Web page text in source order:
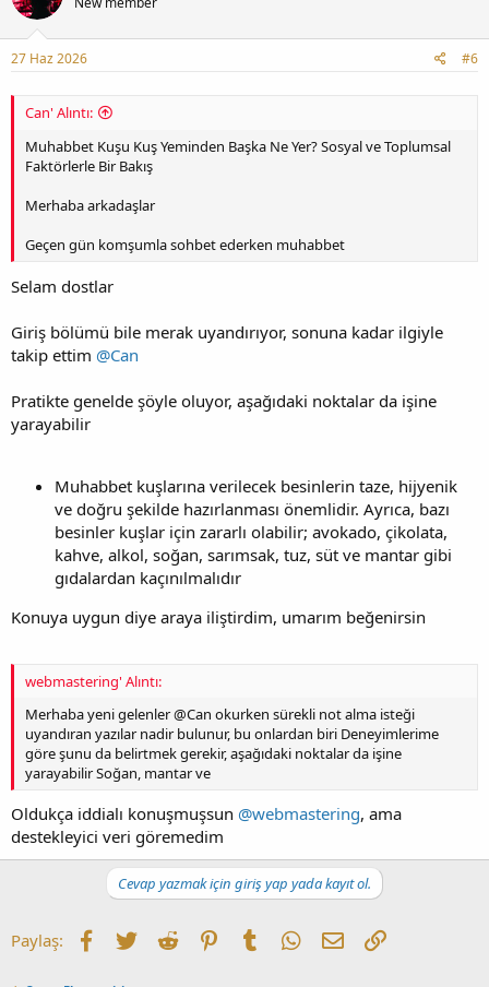
27 Haz 2026 #6
Can' Alıntı:
Muhabbet Kuşu Kuş Yeminden Başka Ne Yer? Sosyal ve Toplumsal
Faktörlerle Bir Bakış
Merhaba arkadaşlar
Geçen gün komşumla sohbet ederken muhabbet
Selam dostlar
Giriş bölümü bile merak uyandırıyor, sonuna kadar ilgiyle
takip ettim @Can
Pratikte genelde şöyle oluyor, aşağıdaki noktalar da işine
yarayabilir
Muhabbet kuşlarına verilecek besinlerin taze, hijyenik
ve doğru şekilde hazırlanması önemlidir. Ayrıca, bazı
besinler kuşlar için zararlı olabilir; avokado, çikolata,
kahve, alkol, soğan, sarımsak, tuz, süt ve mantar gibi
gıdalardan kaçınılmalıdır
Konuya uygun diye araya iliştirdim, umarım beğenirsin
webmastering' Alıntı:
Merhaba yeni gelenler @Can okurken sürekli not alma isteği
uyandıran yazılar nadir bulunur, bu onlardan biri Deneyimlerime
göre şunu da belirtmek gerekir, aşağıdaki noktalar da işine
yarayabilir Soğan, mantar ve
Oldukça iddialı konuşmuşsun @webmastering, ama
destekleyici veri göremedim
Cevap yazmak için giriş yap yada kayıt ol.
Paylaş: Facebook
TwitterReddit PinterestTumblrWhatsApp
E-postaLink